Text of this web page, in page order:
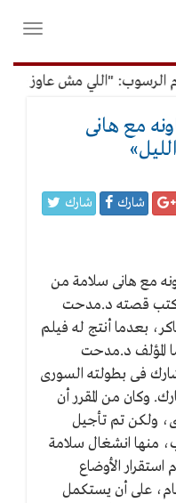
فتح
"اللي مش عاوز
مع هانى
شارك شارك
مع هانى سلامة من
كتب قصته د.مدحت
بعدما أنتج له فيلم
المؤلف د.مدحت
فى بطولته السورى
وكان من المقرر أن
ولكن تم تأجيل
منها انشغال سلامة
الأوضاع
على أن يستكمل